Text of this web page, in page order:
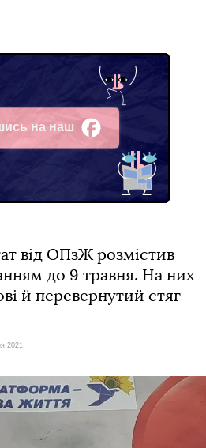
на наш
від ОПзЖ розмістив
до 9 травня. На них
й перевернутий стяг
2021